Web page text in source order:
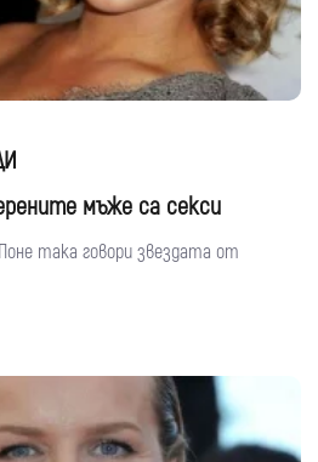
мъже са секси
така говори звездата от